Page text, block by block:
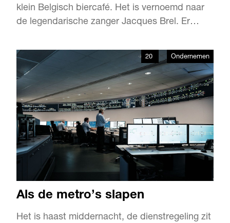
klein Belgisch biercafé. Het is vernoemd naar
de legendarische zanger Jacques Brel. Er
kaart en Feyenoordsupporters komen hier op
zondag naar de wedstrijd kijken. Gers! was bij
de match tegen Willem II. O ja. Hadden we al
gezegd dat café Br…
20 Ondernemen
Als de metro’s slapen
Het is haast middernacht, de dienstregeling zit